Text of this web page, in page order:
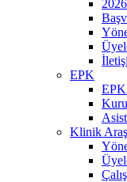
EPK
Klinik